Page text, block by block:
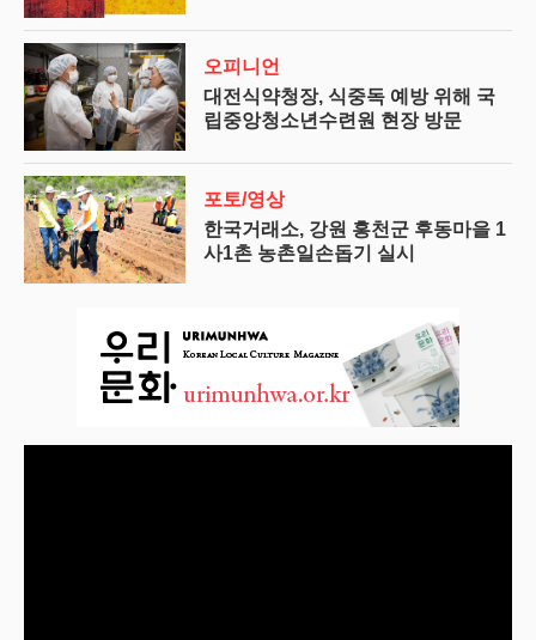
오피니언
대전식약청장, 식중독 예방 위해 국
립중앙청소년수련원 현장 방문
포토/영상
한국거래소, 강원 홍천군 후동마을 1
사1촌 농촌일손돕기 실시